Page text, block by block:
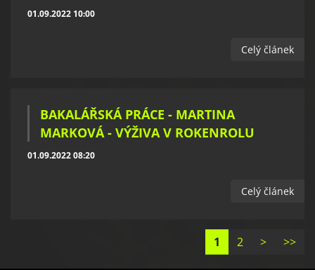
01.09.2022 10:00
Celý článek
BAKALÁŘSKÁ PRÁCE - MARTINA
MARKOVÁ - VÝŽIVA V ROKENROLU
01.09.2022 08:20
Celý článek
1 2 > >>